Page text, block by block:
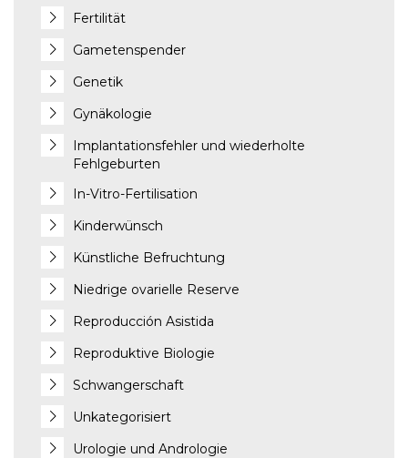
Fertilität
Gametenspender
Genetik
Gynäkologie
Implantationsfehler und wiederholte
Fehlgeburten
In-Vitro-Fertilisation
Kinderwünsch
Künstliche Befruchtung
Niedrige ovarielle Reserve
Reproducción Asistida
Reproduktive Biologie
Schwangerschaft
Unkategorisiert
Urologie und Andrologie